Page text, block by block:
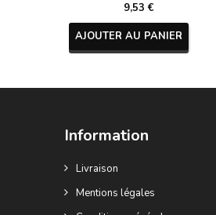
9,53 €
AJOUTER AU PANIER
Information
Livraison
Mentions légales